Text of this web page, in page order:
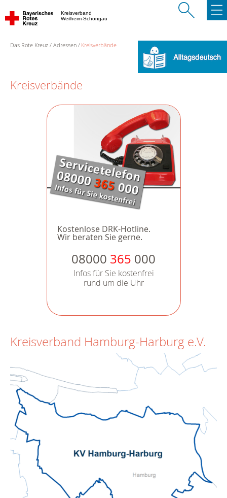
Kreisverband
Weilheim-Schongau
Das Rote Kreuz Adressen Kreisverbände
Kreisverbände
Kostenlose DRK-Hotline.
Wir beraten Sie gerne.
08000 365 000
Infos für Sie kostenfrei
rund um die Uhr
Kreisverband Hamburg-Harburg e.V.